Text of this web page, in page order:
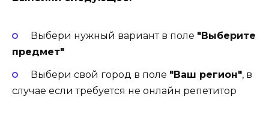
Выбери нужный вариант в поле "Выберите
предмет"
Выбери свой город в поле "Ваш регион", в
случае если требуется не онлайн репетитор